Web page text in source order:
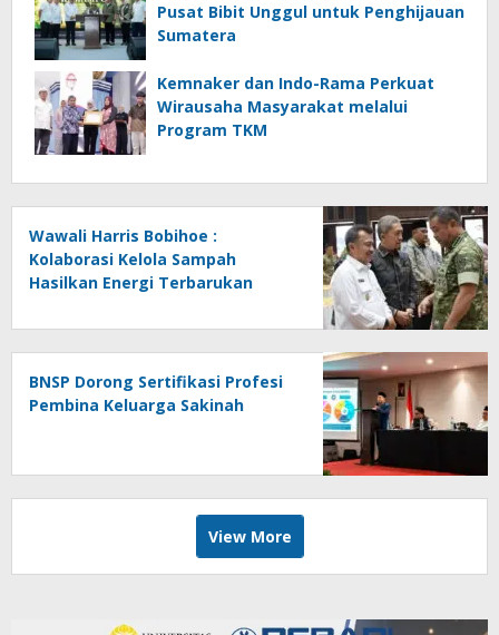
Pusat Bibit Unggul untuk Penghijauan
Sumatera
Kemnaker dan Indo-Rama Perkuat
Wirausaha Masyarakat melalui
Program TKM
Wawali Harris Bobihoe :
Kolaborasi Kelola Sampah
Hasilkan Energi Terbarukan
BNSP Dorong Sertifikasi Profesi
Pembina Keluarga Sakinah
View More